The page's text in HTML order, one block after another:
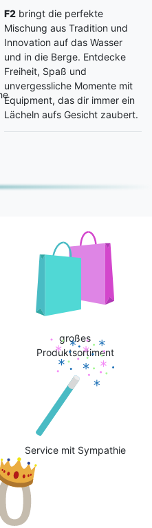
F2bringt die perfekte
Mischung aus Tradition und
Innovation auf das Wasser
und in die Berge. Entdecke
Freiheit, Spaß und
unvergessliche Momente mit
Equipment, das dir immer ein
Lächeln aufs Gesicht zaubert.
großes
Produktsortiment
Service mit Sympathie